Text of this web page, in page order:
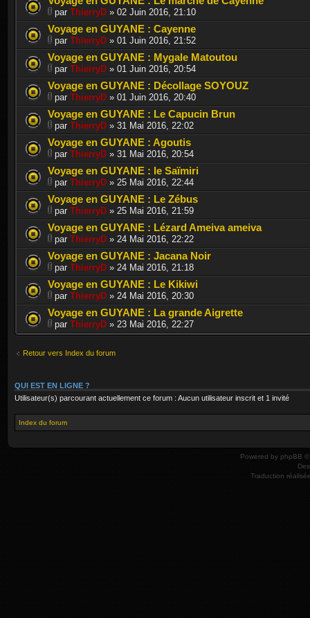
par ThierryD » 02 Juin 2016, 21:10
Voyage en GUYANE : Cayenne
par ThierryD » 01 Juin 2016, 21:52
Voyage en GUYANE : Mygale Matoutou
par ThierryD » 01 Juin 2016, 20:54
Voyage en GUYANE : Décollage SOYOUZ
par ThierryD » 01 Juin 2016, 20:40
Voyage en GUYANE : Le Capucin Brun
par ThierryD » 31 Mai 2016, 22:02
Voyage en GUYANE : Agoutis
par ThierryD » 31 Mai 2016, 20:54
Voyage en GUYANE : le Saïmiri
par ThierryD » 25 Mai 2016, 22:44
Voyage en GUYANE : Le Zébus
par ThierryD » 25 Mai 2016, 21:59
Voyage en GUYANE : Lézard Ameiva ameiva
par ThierryD » 24 Mai 2016, 22:22
Voyage en GUYANE : Jacana Noir
par ThierryD » 24 Mai 2016, 21:18
Voyage en GUYANE : Le Kikiwi
par ThierryD » 24 Mai 2016, 20:30
Voyage en GUYANE : La grande Aigrette
par ThierryD » 23 Mai 2016, 22:27
Retour vers Index du forum
QUI EST EN LIGNE ?
Utilisateur(s) parcourant actuellement ce forum : Aucun utilisateur inscrit et 1 invité
Index du forum
Powered by phpBB ©
Traduction